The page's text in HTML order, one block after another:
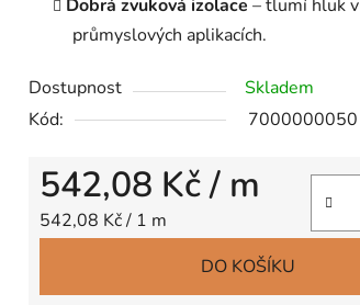
Dobrá zvuková izolace – tlumí hluk v
průmyslových aplikacích.
Dostupnost
Skladem
Kód:
7000000050
542,08 Kč/ m
Měrná cena:
542,08 Kč / 1 m
DO KOŠÍKU